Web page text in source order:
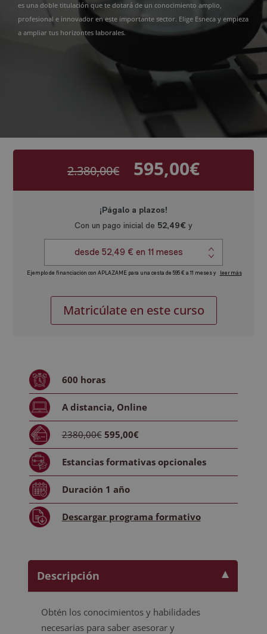
es una doble titulación que te dotará de un conocimiento amplio,
profesional e innovador en este importante sector. Elige Esneca y empieza
a ampliar tus horizontes laborales.
2.380,00€
era:
2.380,00€.
595,00€El
en
Seguros
Daños
Perito
cantidad
Matricúlate en este curso
600 horas
A distancia, Online
2380,00€ 595,00€
Estancias formativasopcionales
Duración 1 año
Descargar programa formativo
Descripción
Obtén los conocimientos y habilidades
necesarias para saber asesorar y